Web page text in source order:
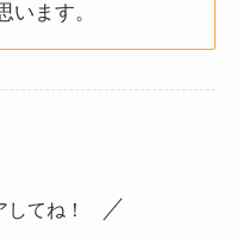
います。
てね！